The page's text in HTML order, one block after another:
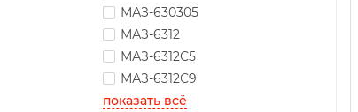
МАЗ-630305
МАЗ-6312
МАЗ-6312С5
МАЗ-6312С9
показать всё